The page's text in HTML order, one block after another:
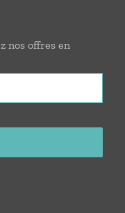
nos offres en